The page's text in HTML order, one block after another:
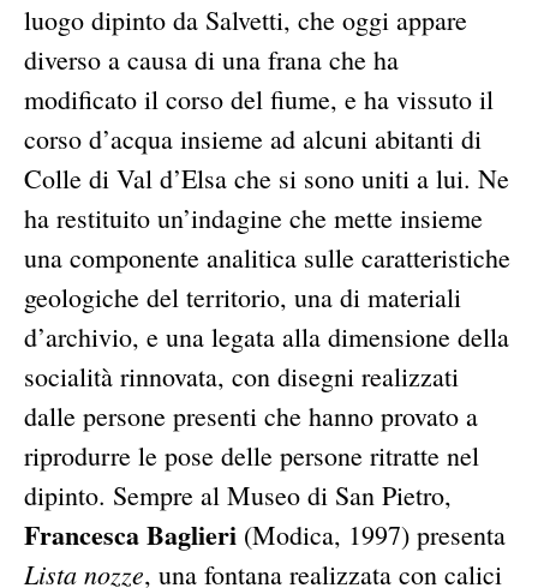
luogo dipinto da Salvetti, che oggi appare
diverso a causa di una frana che ha
modificato il corso del fiume, e ha vissuto il
corso d’acqua insieme ad alcuni abitanti di
Colle di Val d’Elsa che si sono uniti a lui. Ne
ha restituito un’indagine che mette insieme
una componente analitica sulle caratteristiche
geologiche del territorio, una di materiali
d’archivio, e una legata alla dimensione della
socialità rinnovata, con disegni realizzati
dalle persone presenti che hanno provato a
riprodurre le pose delle persone ritratte nel
dipinto. Sempre al Museo di San Pietro,
Francesca Baglieri (Modica, 1997) presenta
Lista nozze, una fontana realizzata con calici